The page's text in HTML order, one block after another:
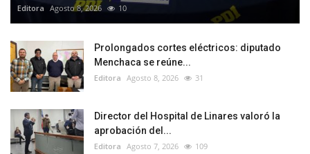
Editora Agosto 8, 2026 10
Prolongados cortes eléctricos: diputado
Menchaca se reúne...
Editora Agosto 8, 2026 31
Director del Hospital de Linares valoró la
aprobación del...
Editora Agosto 7, 2026 109